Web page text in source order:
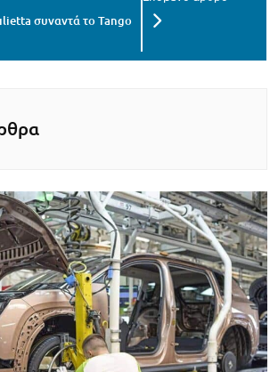
συναντά το Tango